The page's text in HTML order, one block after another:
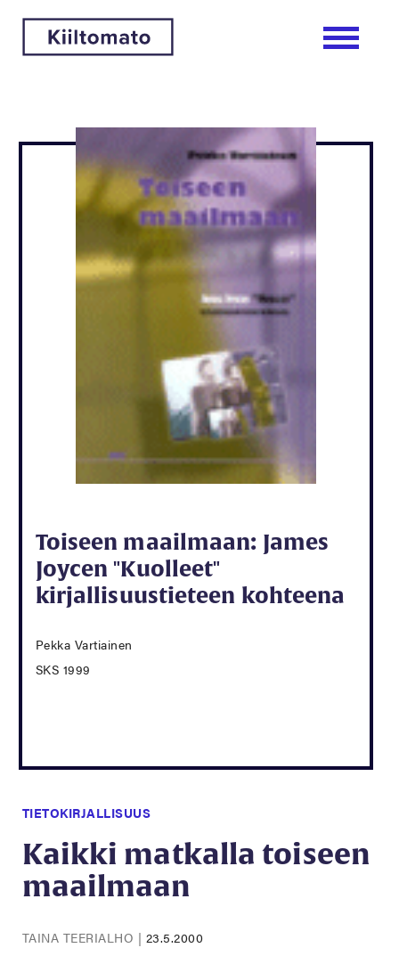
Toiseen maailmaan: James
Joycen "Kuolleet"
kirjallisuustieteen kohteena
Pekka Vartiainen
SKS 1999
TIETOKIRJALLISUUS
Kaikki matkalla toiseen
maailmaan
TAINA TEERIALHO | 23.5.2000